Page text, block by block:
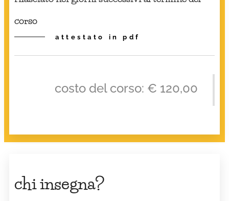
corso
attestato in pdf
costo del corso: € 120,00
chiinsegna?